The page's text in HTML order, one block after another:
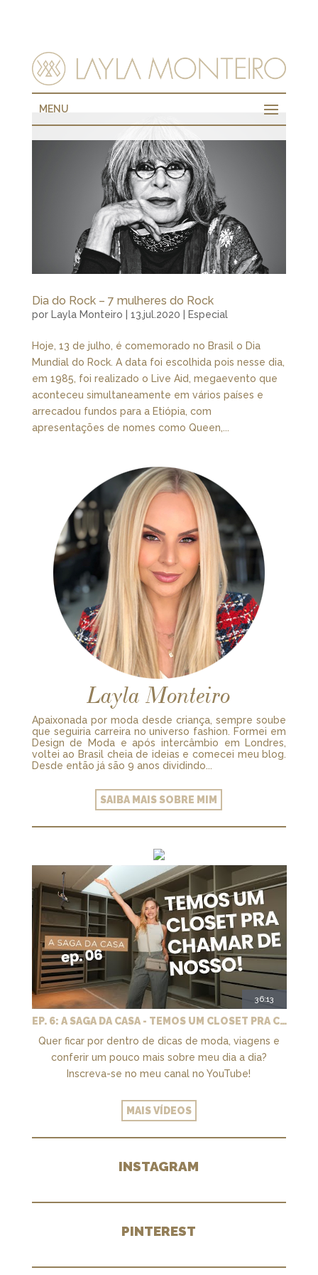
MENU
Dia do Rock – 7 mulheres do Rock
por Layla Monteiro 13.jul.2020 Especial
Hoje, 13 de julho, é comemorado no Brasil o Dia
Mundial do Rock. A data foi escolhida pois nesse dia,
em 1985, foi realizado o Live Aid, megaevento que
aconteceu simultaneamente em vários países e
arrecadou fundos para a Etiópia, com
apresentações de nomes como Queen,...
Layla Monteiro
Apaixonada por moda desde criança, sempre soube
que seguiria carreira no universo fashion. Formei em
Design de Moda e após intercâmbio em Londres,
voltei ao Brasil cheia de ideias e comecei meu blog.
Desde então já são 9 anos dividindo...
SAIBA MAIS SOBRE MIM
36:13
EP. 6: A SAGA DA CASA - TEMOS UM CLOSET PRA CHAMAR DE NOSSO + MARCENARIA E PAISAGISMO
Quer ficar por dentro de dicas de moda, viagens e
conferir um pouco mais sobre meu dia a dia?
Inscreva-se no meu canal no YouTube!
MAIS VÍDEOS
INSTAGRAM
PINTEREST